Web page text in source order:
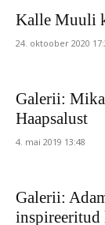
Kalle Muuli
24. oktoober 2020
Galerii:
Haapsalust
4. mai 2019 13:48
Galerii:
inspireeritud